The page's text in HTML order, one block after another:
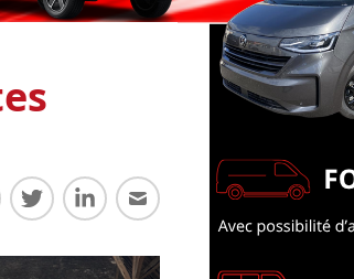
sur Facebook
Partager sur Twitter
Partager sur LinkedIn
Partager par E-mail